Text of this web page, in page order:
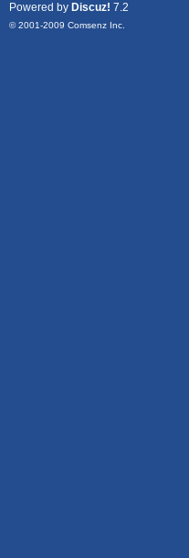
Powered by Discuz! 7.2
© 2001-2009 Comsenz Inc.